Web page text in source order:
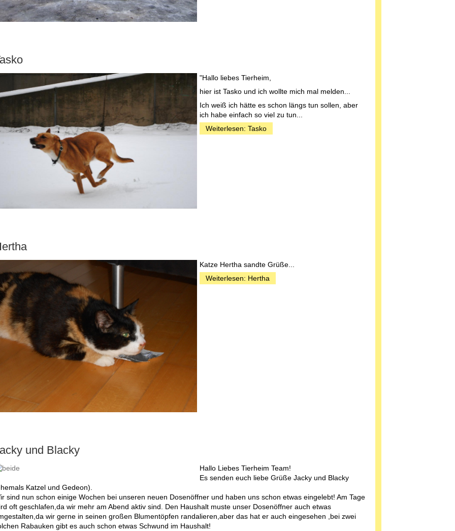
"Hallo liebes Tierheim,
hier ist Tasko und ich wollte mich mal melden...
Ich weiß ich hätte es schon längs tun sollen, aber
ich habe einfach so viel zu tun...
Weiterlesen: Tasko
Katze Hertha sandte Grüße...
Weiterlesen: Hertha
und Blacky
Hallo Liebes Tierheim Team!
Es senden euch liebe Grüße Jacky und Blacky
Katzel und Gedeon).
sind nun schon einige Wochen bei unseren neuen Dosenöffner und haben uns schon etwas eingelebt! Am Tage
oft geschlafen,da wir mehr am Abend aktiv sind. Den Haushalt muste unser Dosenöffner auch etwas
wir gerne in seinen großen Blumentöpfen randalieren,aber das hat er auch eingesehen ,bei zwei
Rabauken gibt es auch schon etwas Schwund im Haushalt!